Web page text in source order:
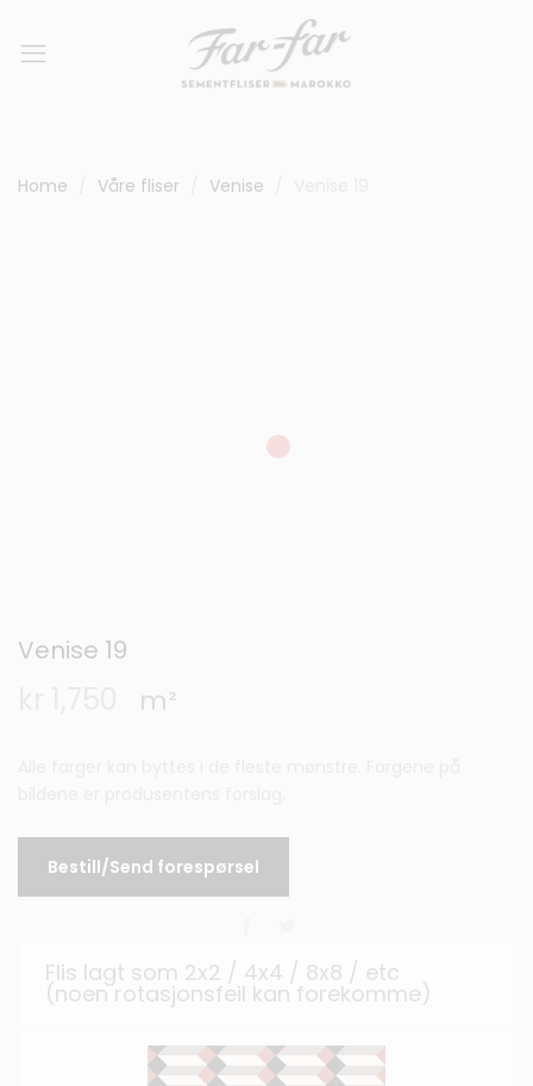
Home Våre fliser Venise
Venise 19
m²
Bestill/Send forespørsel
Flis lagt som 2x2 / 4x4 / 8x8 / etc
(noen rotasjonsfeil kan forekomme)